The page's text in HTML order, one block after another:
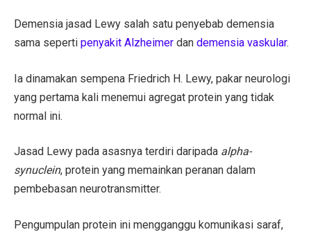
Demensia jasad Lewy salah satu penyebab demensia
sama seperti penyakit Alzheimer dan demensia vaskular.
Ia dinamakan sempena Friedrich H. Lewy, pakar neurologi
yang pertama kali menemui agregat protein yang tidak
normal ini.
Jasad Lewy pada asasnya terdiri daripada alpha-
synuclein, protein yang memainkan peranan dalam
pembebasan neurotransmitter.
Pengumpulan protein ini mengganggu komunikasi saraf,